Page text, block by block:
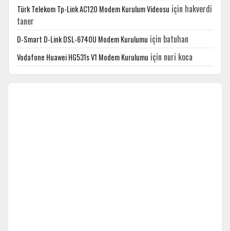
Türk Telekom Tp-Link AC120 Modem Kurulum Videosu için hakverdi
taner
D-Smart D-Link DSL-6740U Modem Kurulumu için batuhan
Vodafone Huawei HG531s V1 Modem Kurulumu için nuri koca